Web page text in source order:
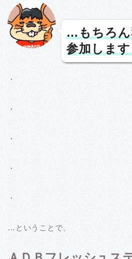
…もちろん
参加します
・
・
・
・
・
…ということで、